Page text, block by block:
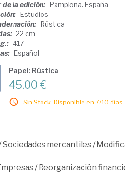
de la edición: Pamplona. España
Estudios
Rústica
22 cm
417
Español
Papel: Rústica
45,00 €
Sin Stock. Disponible en 7/10 días.
Sociedades mercantiles/
/Reorganización